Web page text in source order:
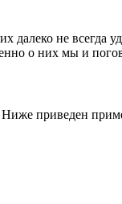
не всегда
о них мы и
приведен